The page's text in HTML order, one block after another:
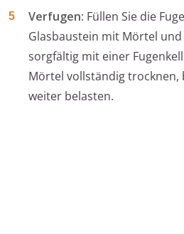
Verfugen: Füllen Sie die
Glasbaustein mit Mörtel
sorgfältig mit einer
Mörtel vollständig trocknen,
weiter belasten.